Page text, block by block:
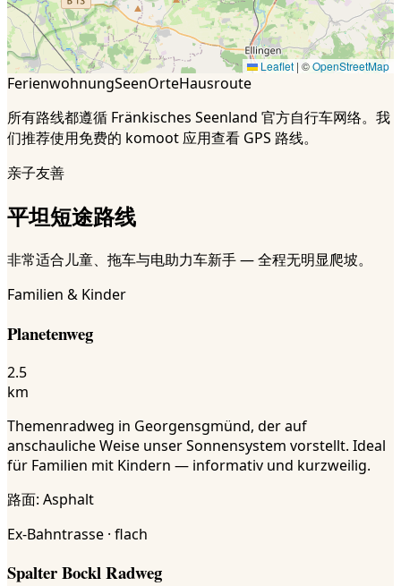
Leaflet | ©OpenStreetMap
FerienwohnungSeenOrteHausroute
所有路线都遵循 Fränkisches Seenland 官方自行车网络。我
们推荐使用免费的 komoot 应用查看 GPS 路线。
亲子友善
平坦短途路线
非常适合儿童、拖车与电助力车新手 — 全程无明显爬坡。
Familien & Kinder
Planetenweg
2.5
km
Themenradweg in Georgensgmünd, der auf
anschauliche Weise unser Sonnensystem vorstellt. Ideal
für Familien mit Kindern — informativ und kurzweilig.
路面: Asphalt
Ex-Bahntrasse · flach
Spalter Bockl Radweg